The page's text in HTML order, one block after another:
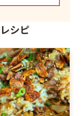
シピ